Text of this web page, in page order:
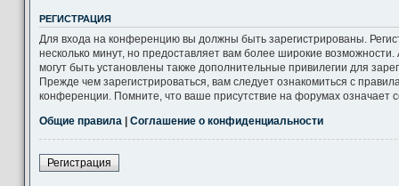
РЕГИСТРАЦИЯ
Для входа на конференцию вы должны быть зарегистрированы.
несколько минут, но предоставляет вам более широкие
могут быть установлены также дополнительные привилегии для
Прежде чем зарегистрироваться, вам следует ознакомиться с
конференции. Помните, что ваше присутствие на форумах означает
Общие правила
Соглашение о конфиденциальности
Регистрация